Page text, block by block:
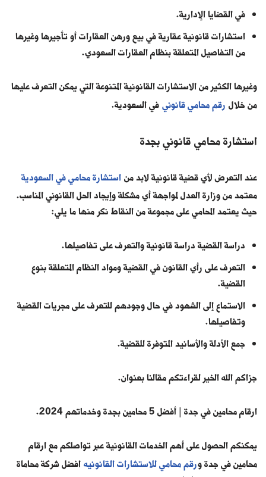
في القضايا الإدارية.
استشارات قانونية عقارية في بيع ورهن العقارات أو تأجيرها وغيرها
من التفاصيل المتعلقة بنظام العقارات السعودي.
وغيرها الكثير من الاستشارات القانونية المتنوعة التي يمكن التعرف عليها
من خلال رقم محامي قانونيفي السعودية.
استشارة محامي قانوني بجدة
عند التعرض لأي قضية قانونية لابد مناستشارة محامي في السعودية
معتمد من وزارة العدل لمواجهة أي مشكلة وإيجاد الحل القانوني المناسب.
حيث يعتمد المحامي على مجموعة من النقاط نكر منها ما يلي:
دراسة القضية دراسة قانونية والتعرف على تفاصيلها.
التعرف على رأي القانون في القضية ومواد النظام المتعلقة بنوع
القضية.
الاستماع إلى الشهود في حال وجودهم للتعرف على مجريات القضية
وتفاصيلها.
جمع الأدلة والأسانيد المتوفرة للقضية.
جزاكم الله الخير لقراءتكم مقالنا بعنوان.
ارقام محامين في جدة | أفضل 5 محامين بجدة وخدماتهم 2024.
يمكنكم الحصول على أهم الخدمات القانونية عبر تواصلكم مع ارقام
محامين في جدة ورقم محامي للاستشارات القانونيهافضل شركة محاماة